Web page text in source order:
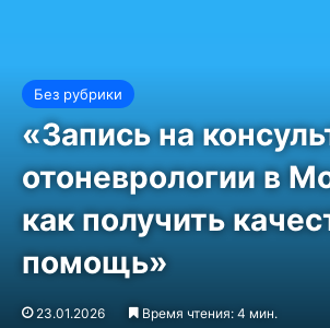
Без рубрики
«Запись на
отоневрологии в
как получить
помощь»
23.01.2026 Время чтения: 4 мин.